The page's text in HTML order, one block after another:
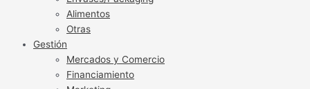
Alimentos
Otras
Gestión
Mercados y Comercio
Financiamiento